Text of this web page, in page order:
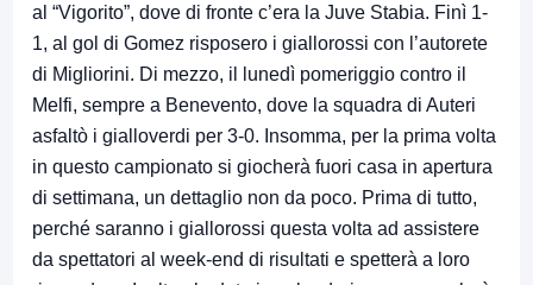
al “Vigorito”, dove di fronte c’era la Juve Stabia. Finì 1-
1, al gol di Gomez risposero i giallorossi con l’autorete
di Migliorini. Di mezzo, il lunedì pomeriggio contro il
Melfi, sempre a Benevento, dove la squadra di Auteri
asfaltò i gialloverdi per 3-0. Insomma, per la prima volta
in questo campionato si giocherà fuori casa in apertura
di settimana, un dettaglio non da poco. Prima di tutto,
perché saranno i giallorossi questa volta ad assistere
da spettatori al week-end di risultati e spetterà a loro